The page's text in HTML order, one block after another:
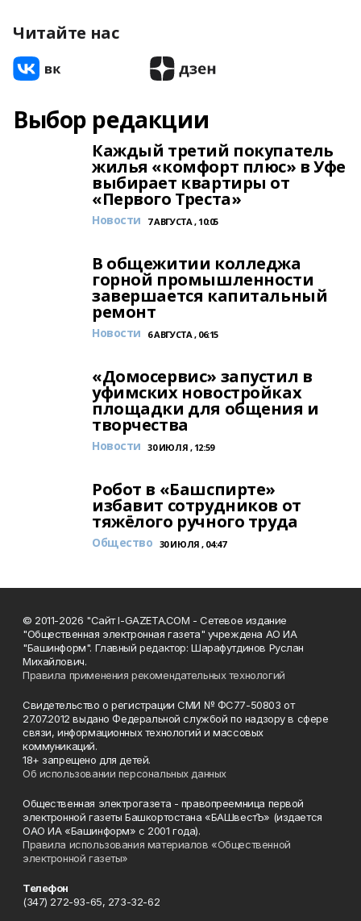
Читайте нас
Выбор редакции
Каждый третий покупатель
жилья «комфорт плюс» в Уфе
выбирает квартиры от
«Первого Треста»
Новости 7 АВГУСТА , 10:05
В общежитии колледжа
горной промышленности
завершается капитальный
ремонт
Новости 6 АВГУСТА , 06:15
«Домосервис» запустил в
уфимских новостройках
площадки для общения и
творчества
Новости 30 ИЮЛЯ , 12:59
Робот в «Башспирте»
избавит сотрудников от
тяжёлого ручного труда
Общество 30 ИЮЛЯ , 04:47
© 2011-2026 "Сайт I-GAZETA.COM - Сетевое издание
"Общественная электронная газета" учреждена АО ИА
"Башинформ". Главный редактор: Шарафутдинов Руслан
Михайлович.
Правила применения рекомендательных технологий
Свидетельство о регистрации СМИ № ФС77-50803 от
27.07.2012 выдано Федеральной службой по надзору в сфере
связи, информационных технологий и массовых
коммуникаций.
18+ запрещено для детей.
Об использовании персональных данных
Общественная электрогазета - правопреемница первой
электронной газеты Башкортостана «БАШвестЪ» (издается
ОАО ИА «Башинформ» с 2001 года).
Правила использования материалов «Общественной
электронной газеты»
Телефон
(347) 272-93-65, 273-32-62